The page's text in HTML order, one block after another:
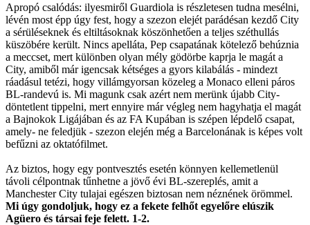
Apropó csalódás: ilyesmiről Guardiola is részletesen tudna mesélni,
lévén most épp úgy fest, hogy a szezon elejét parádésan kezdő City
a sérüléseknek és eltiltásoknak köszönhetően a teljes széthullás
küszöbére került. Nincs apelláta, Pep csapatának kötelező behúznia
a meccset, mert különben olyan mély gödörbe kaprja le magát a
City, amiből már igencsak kétséges a gyors kilabálás - mindezt
ráadásul tetézi, hogy villámgyorsan közeleg a Monaco elleni páros
BL-randevú is. Mi magunk csak azért nem merünk újabb City-
döntetlent tippelni, mert ennyire már végleg nem hagyhatja el magát
a Bajnokok Ligájában és az FA Kupában is szépen lépdelő csapat,
amely- ne feledjük - szezon elején még a Barcelonának is képes volt
befűzni az oktatófilmet.
Az biztos, hogy egy pontvesztés esetén könnyen kellemetlenül
távoli célpontnak tűnhetne a jövő évi BL-szereplés, amit a
Manchester City tulajai egészen biztosan nem néznének örömmel.
Mi úgy gondoljuk, hogy ez a fekete felhőt egyelőre elúszik
Agüero és társai feje felett. 1-2.